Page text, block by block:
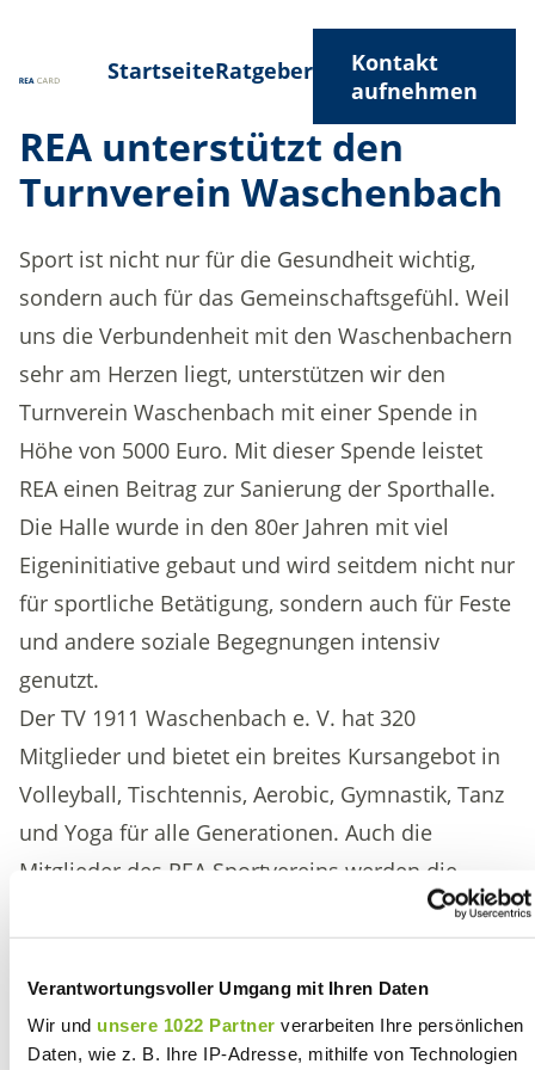
Verantwortungsvoller Umgang mit Ihren Daten
Wir und unsere 1022 Partner verarbeiten Ihre persönlichen
Daten, wie z. B. Ihre IP-Adresse, mithilfe von Technologien
StartseiteRatgeber
Kontakt
aufnehmen
REA unterstützt den
Turnverein Waschenbach
Sport ist nicht nur für die Gesundheit wichtig,
sondern auch für das Gemeinschaftsgefühl. Weil
uns die Verbundenheit mit den Waschenbachern
sehr am Herzen liegt, unterstützen wir den
Turnverein Waschenbach mit einer Spende in
Höhe von 5000 Euro. Mit dieser Spende leistet
REA einen Beitrag zur Sanierung der Sporthalle.
Die Halle wurde in den 80er Jahren mit viel
Eigeninitiative gebaut und wird seitdem nicht nur
für sportliche Betätigung, sondern auch für Feste
und andere soziale Begegnungen intensiv
genutzt.
Der TV 1911 Waschenbach e. V. hat 320
Mitglieder und bietet ein breites Kursangebot in
Volleyball, Tischtennis, Aerobic, Gymnastik, Tanz
und Yoga für alle Generationen. Auch die
Mitglieder des REA Sportvereins werden die
Turnhalle weiterhin für ihre Aktivitäten nutzen –
in Zukunft vor allem für Tischtennis. Wir freuen
uns, mit unserer Spende dazu beizutragen, dass
dieser wichtige Begegnungsort erhalten bleibt.